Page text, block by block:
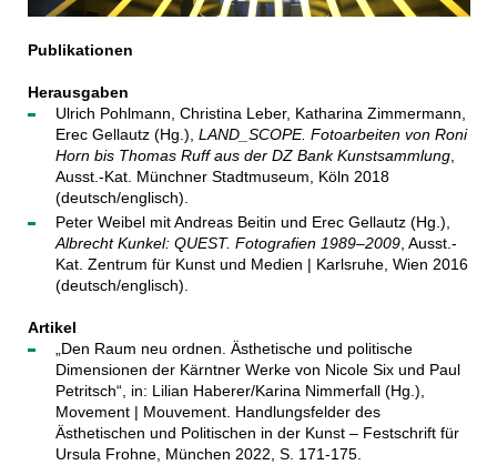
Publikationen
Herausgaben
Ulrich Pohlmann, Christina Leber, Katharina Zimmermann,
Erec Gellautz (Hg.), LAND_SCOPE. Fotoarbeiten von Roni
Horn bis Thomas Ruff aus der DZ Bank Kunstsammlung,
Ausst.-Kat. Münchner Stadtmuseum, Köln 2018
(deutsch/englisch).
Peter Weibel mit Andreas Beitin und Erec Gellautz (Hg.),
Albrecht Kunkel: QUEST. Fotografien 1989–2009, Ausst.-
Kat. Zentrum für Kunst und Medien | Karlsruhe, Wien 2016
(deutsch/englisch).
Artikel
„Den Raum neu ordnen. Ästhetische und politische
Dimensionen der Kärntner Werke von Nicole Six und Paul
Petritsch“, in: Lilian Haberer/Karina Nimmerfall (Hg.),
Movement | Mouvement. Handlungsfelder des
Ästhetischen und Politischen in der Kunst – Festschrift für
Ursula Frohne, München 2022, S. 171-175.